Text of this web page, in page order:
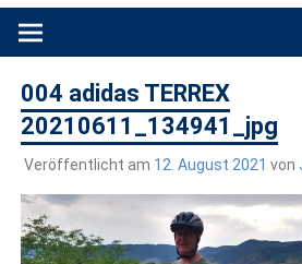
Produkttests und Buchrezensionen.
004 adidas TERREX
20210611_134941_jpg
Veröffentlicht am 12. August 2021 von